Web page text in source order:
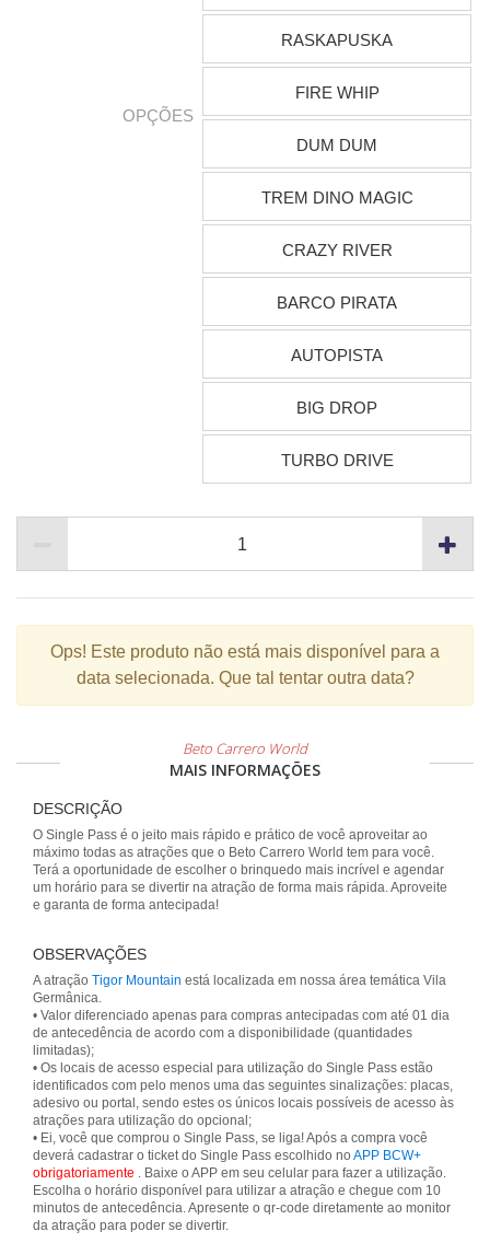
OPÇÕES
RASKAPUSKA
FIRE WHIP
DUM DUM
TREM DINO MAGIC
CRAZY RIVER
BARCO PIRATA
AUTOPISTA
BIG DROP
TURBO DRIVE
Ops! Este produto não está mais disponível para a
data selecionada. Que tal tentar outra data?
Beto Carrero World
MAIS INFORMAÇÕES
DESCRIÇÃO
O Single Pass é o jeito mais rápido e prático de você aproveitar ao
máximo todas as atrações que o Beto Carrero World tem para você.
Terá a oportunidade de escolher o brinquedo mais incrível e agendar
um horário para se divertir na atração de forma mais rápida. Aproveite
e garanta de forma antecipada!
OBSERVAÇÕES
A atração Tigor Mountain está localizada em nossa área temática Vila
Germânica.
• Valor diferenciado apenas para compras antecipadas com até 01 dia
de antecedência de acordo com a disponibilidade (quantidades
limitadas);
• Os locais de acesso especial para utilização do Single Pass estão
identificados com pelo menos uma das seguintes sinalizações: placas,
adesivo ou portal, sendo estes os únicos locais possíveis de acesso às
atrações para utilização do opcional;
• Ei, você que comprou o Single Pass, se liga! Após a compra você
deverá cadastrar o ticket do Single Pass escolhido no APP BCW+
obrigatoriamente . Baixe o APP em seu celular para fazer a utilização.
Escolha o horário disponível para utilizar a atração e chegue com 10
minutos de antecedência. Apresente o qr-code diretamente ao monitor
da atração para poder se divertir.